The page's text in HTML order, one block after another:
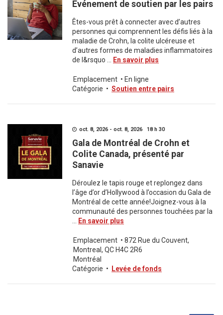
Événement de soutien par les pairs
Êtes-vous prêt à connecter avec d’autres
personnes qui comprennent les défis liés à la
maladie de Crohn, la colite ulcéreuse et
d’autres formes de maladies inflammatoires
de l&rsquo ...
En savoir plus
Emplacement • En ligne
Catégorie • Soutien entre pairs
oct. 8, 2026 - oct. 8, 2026 18 h 30
Gala de Montréal de Crohn et
Colite Canada, présenté par
Sanavie
Déroulez le tapis rouge et replongez dans
l’âge d’or d’Hollywood à l’occasion du Gala de
Montréal de cette année!Joignez-vous à la
communauté des personnes touchées par la
En savoir plus
Emplacement • 872 Rue du Couvent,
Montreal, QC H4C 2R6
Montréal
Catégorie • Levée de fonds